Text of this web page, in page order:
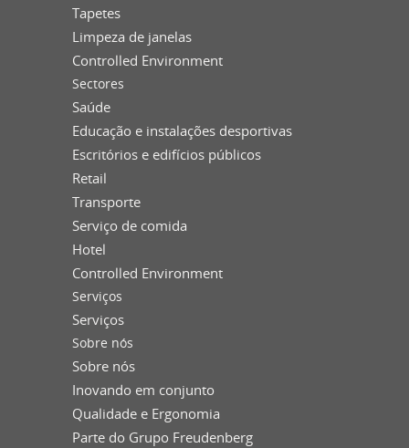
Tapetes
Limpeza de janelas
Controlled Environment
Sectores
Saúde
Educação e instalações desportivas
Escritórios e edifícios públicos
Retail
Transporte
Serviço de comida
Hotel
Controlled Environment
Serviços
Serviços
Sobre nós
Sobre nós
Inovando em conjunto
Qualidade e Ergonomia
Parte do Grupo Freudenberg